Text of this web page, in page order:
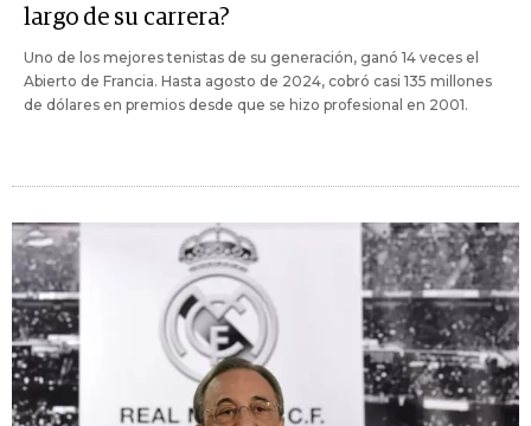
largo de su carrera?
Uno de los mejores tenistas de su generación, ganó 14 veces el
Abierto de Francia. Hasta agosto de 2024, cobró casi 135 millones
de dólares en premios desde que se hizo profesional en 2001.